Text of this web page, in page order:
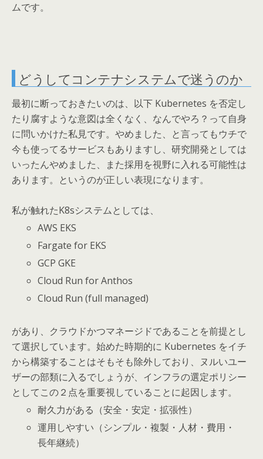
ムです。
どうしてコンテナシステムで迷うのか
最初に断っておきたいのは、以下 Kubernetes を否定し
たり腐すような意図は全くなく、なんでやろ？って自身
に問いかけた私見です。やめました、と言ってもウチで
今も使ってるサービスもありますし、研究開発としては
いったんやめました、また採用を視野に入れる可能性は
あります。というのが正しい表現になります。
私が触れたK8sシステムとしては、
AWS EKS
Fargate for EKS
GCP GKE
Cloud Run for Anthos
Cloud Run (full managed)
があり、クラウドかつマネージドであることを前提とし
て選択しています。始めた時期的に Kubernetes をイチ
から構築することはそもそも除外しており、ヌルいユー
ザーの部類に入るでしょうが、インフラの選定ポリシー
としてこの２点を重要視していることに起因します。
耐久力がある（安全・安定・拡張性）
運用しやすい（シンプル・複製・人材・費用・
長年継続）